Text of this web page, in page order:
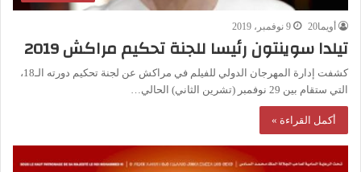
أويما20 9 نوفمبر، 2019
تيلدا سوينتون رئيسا للجنة تحكيم مراكش 2019
كشفت إدارة المهرجان الدولي للفيلم في مراكش عن لجنة تحكيم دورته الـ18،
التي ستقام بين 29 نوفمبر (تشرين الثاني) الحالي…
أكمل القراءة »